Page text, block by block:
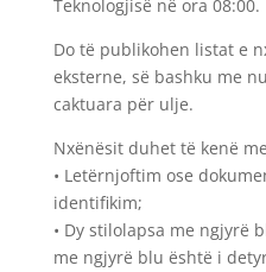
Teknologjisë në ora 08:00.
Do të publikohen listat e
eksterne, së bashku me
caktuara për ulje.
Nxënësit duhet të kenë
• Letërnjoftim ose
identifikim;
• Dy stilolapsa me ngjyrë
me ngjyrë blu është i